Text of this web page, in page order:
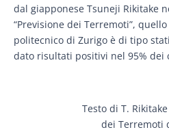
dal giapponese Tsuneji Rikitake
“Previsione dei Terremoti”,
politecnico di Zurigo è di tipo
dato risultati positivi nel 95% dei
Testo di T.
dei Terremoti